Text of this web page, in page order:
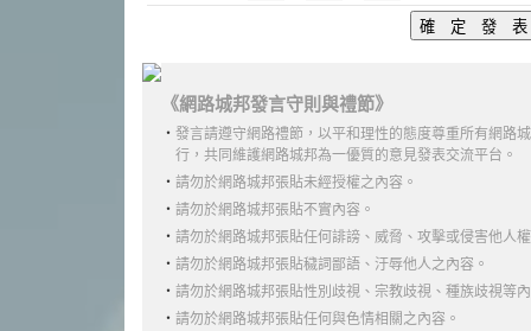
《網路城邦發言守則與禮節》
‧ 發言請遵守網路禮節，以平和理性的態度尊重所有網路
行，共同維護網路城邦為一優質的意見發表交流平台。
‧ 請勿於網路城邦張貼未經授權之內容。
‧ 請勿於網路城邦張貼不實內容。
‧ 請勿於網路城邦張貼任何誹謗、威脅、攻擊或侵害他人
‧ 請勿於網路城邦張貼穢詞鄙語、汙辱他人之內容。
‧ 請勿於網路城邦張貼性別歧視、宗教歧視、種族歧視等
‧ 請勿於網路城邦張貼任何與色情相關之內容。